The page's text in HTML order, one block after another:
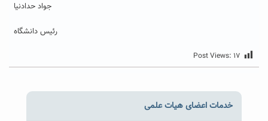
جواد حدادنیا
رئیس دانشگاه
Post Views: ۱۷
خدمات اعضای هیات علمی